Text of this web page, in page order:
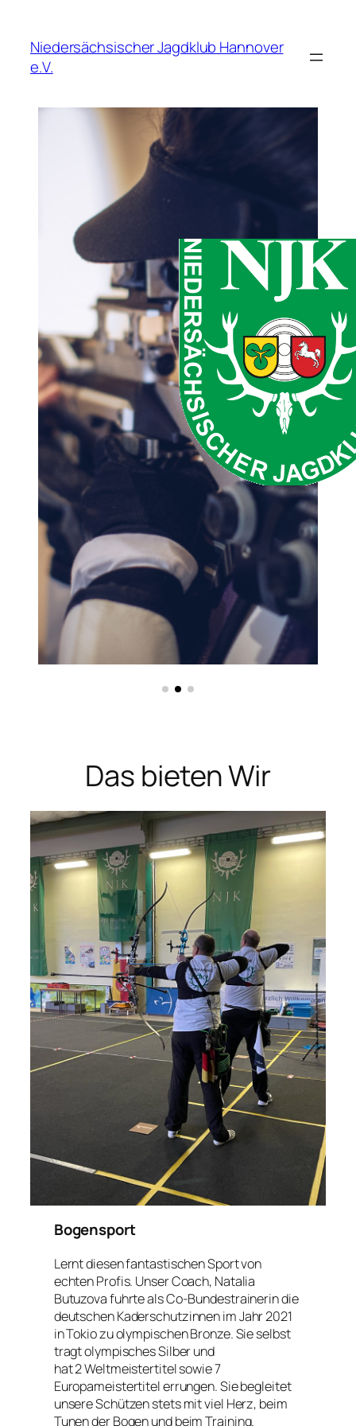
springen
Niedersächsischer Jagdklub Hannover
e.V.
Das bieten Wir
Bogensport
Lernt diesen fantastischen Sport von
echten Profis. Unser Coach, Natalia
Butuzova fuhrte als Co-Bundestrainerin die
deutschen Kaderschutzinnen im Jahr 2021
in Tokio zu olympischen Bronze. Sie selbst
tragt olympisches Silber und
hat 2 Weltmeistertitel sowie 7
Europameistertitel errungen. Sie begleitet
unsere Schützen stets mit viel Herz, beim
Tunen der Bogen und beim Training.